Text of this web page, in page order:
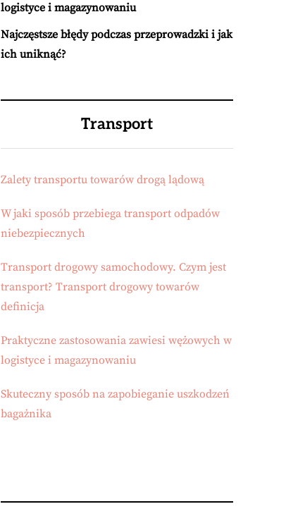
logistyce i magazynowaniu
Najczęstsze błędy podczas przeprowadzki i jak
ich uniknąć?
Transport
Zalety transportu towarów drogą lądową
W jaki sposób przebiega transport odpadów
niebezpiecznych
Transport drogowy samochodowy. Czym jest
transport? Transport drogowy towarów
definicja
Praktyczne zastosowania zawiesi wężowych w
logistyce i magazynowaniu
Skuteczny sposób na zapobieganie uszkodzeń
bagażnika